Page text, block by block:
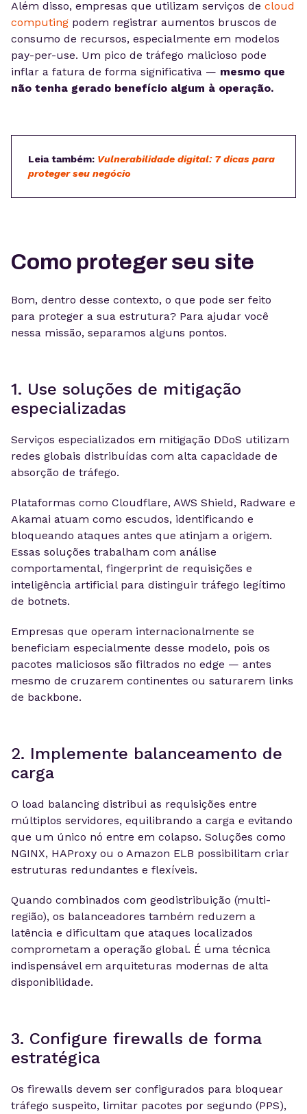
Além disso, empresas que utilizam serviços de cloud
computing podem registrar aumentos bruscos de
consumo de recursos, especialmente em modelos
pay-per-use. Um pico de tráfego malicioso pode
inflar a fatura de forma significativa — mesmo que
não tenha gerado benefício algum à operação.
Leia também: Vulnerabilidade digital: 7 dicas para
proteger seu negócio
Como proteger seu site
Bom, dentro desse contexto, o que pode ser feito
para proteger a sua estrutura? Para ajudar você
nessa missão, separamos alguns pontos.
1. Use soluções de mitigação
especializadas
Serviços especializados em mitigação DDoS utilizam
redes globais distribuídas com alta capacidade de
absorção de tráfego.
Plataformas como Cloudflare, AWS Shield, Radware e
Akamai atuam como escudos, identificando e
bloqueando ataques antes que atinjam a origem.
Essas soluções trabalham com análise
comportamental, fingerprint de requisições e
inteligência artificial para distinguir tráfego legítimo
de botnets.
Empresas que operam internacionalmente se
beneficiam especialmente desse modelo, pois os
pacotes maliciosos são filtrados no edge — antes
mesmo de cruzarem continentes ou saturarem links
de backbone.
2. Implemente balanceamento de
carga
O load balancing distribui as requisições entre
múltiplos servidores, equilibrando a carga e evitando
que um único nó entre em colapso. Soluções como
NGINX, HAProxy ou o Amazon ELB possibilitam criar
estruturas redundantes e flexíveis.
Quando combinados com geodistribuição (multi-
região), os balanceadores também reduzem a
latência e dificultam que ataques localizados
comprometam a operação global. É uma técnica
indispensável em arquiteturas modernas de alta
disponibilidade.
3. Configure firewalls de forma
estratégica
Os firewalls devem ser configurados para bloquear
tráfego suspeito, limitar pacotes por segundo (PPS),